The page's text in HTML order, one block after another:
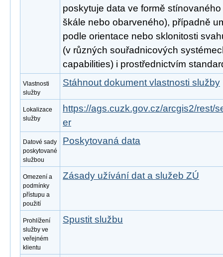
poskytuje data ve formě
škále nebo obarveného), případně
podle orientace nebo sklonitosti
(v různých souřadnicových
capabilities) i prostřednictvím
Vlastnosti
služby
Stáhnout dokument vlastnosti služby
Lokalizace
služby
https://ags.cuzk.gov.cz/arcgis2/rest/
er
Datové sady
poskytované
službou
Poskytovaná data
Omezení a
podmínky
přístupu a
použití
Zásady užívání dat a služeb ZÚ
Prohlížení
služby ve
veřejném
klientu
Spustit službu